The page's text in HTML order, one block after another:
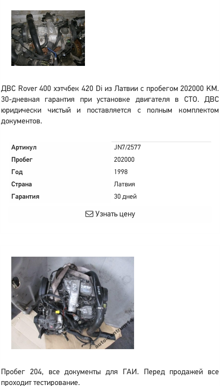
ДВС Rover 400 хэтчбек 420 Di из Латвии с пробегом 202000 KM.
30-дневная гарантия при установке двигателя в СТО. ДВС
юридически чистый и поставляется с полным комплектом
документов.
Артикул
JN7/2577
Пробег
202000
Год
1998
Страна
Латвия
Гарантия
30 дней
Узнать цену
Пробег 204, все документы для ГАИ. Перед продажей все
проходит тестирование.